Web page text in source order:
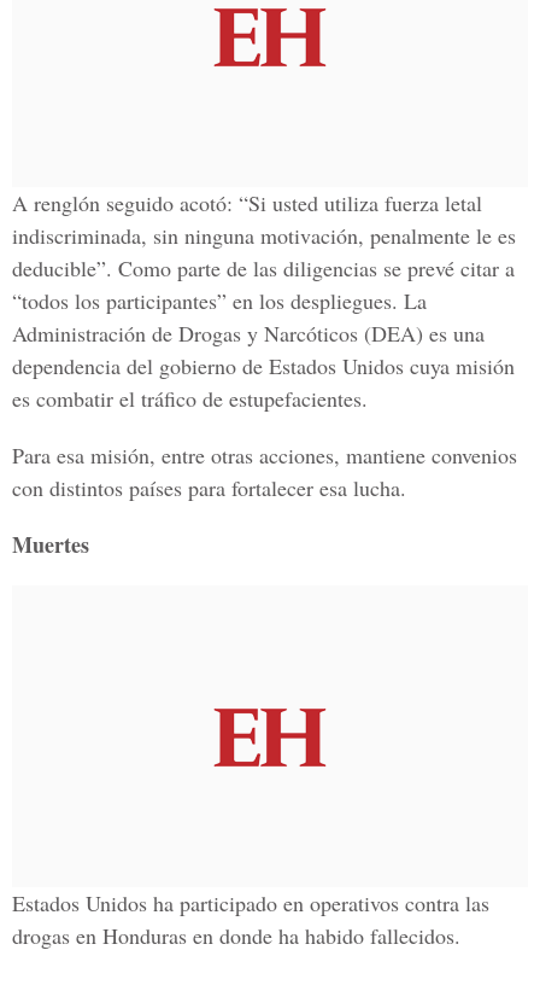
A renglón seguido acotó: “Si usted utiliza fuerza letal
indiscriminada, sin ninguna motivación, penalmente le es
deducible”. Como parte de las diligencias se prevé citar a
“todos los participantes” en los despliegues. La
Administración de Drogas y Narcóticos (DEA) es una
dependencia del gobierno de Estados Unidos cuya misión
es combatir el tráfico de estupefacientes.
Para esa misión, entre otras acciones, mantiene convenios
con distintos países para fortalecer esa lucha.
Muertes
Estados Unidos ha participado en operativos contra las
drogas en Honduras en donde ha habido fallecidos.